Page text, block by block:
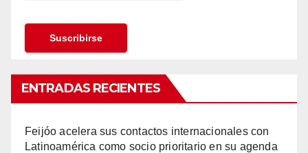
ENTRADAS RECIENTES
Feijóo acelera sus contactos internacionales con
Latinoamérica como socio prioritario en su agenda